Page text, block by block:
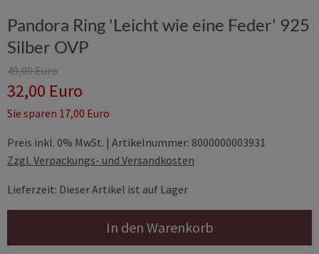
Pandora Ring 'Leicht wie eine Feder' 925
Silber OVP
49,00 Euro
32,00 Euro
Sie sparen 17,00 Euro
Preis inkl. 0% MwSt. | Artikelnummer: 8000000003931
Zzgl. Verpackungs- und Versandkosten
Lieferzeit: Dieser Artikel ist auf Lager
In den Warenkorb